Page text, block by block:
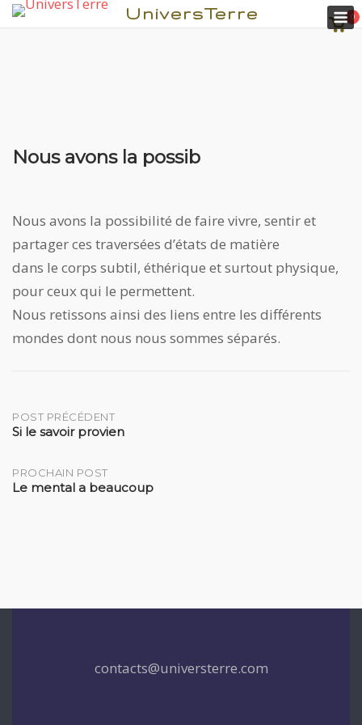
Aller
UniversTerre
Voir
0
Nous avons la possib
Nous avons la possibilité de faire vivre, sentir et
partager ces traversées d’états de matière
dans le corps subtil, éthérique et surtout physique,
pour ceux qui le permettent.
Nous retissons ainsi des liens entre les différents
mondes dont nous nous sommes séparés.
Post
POST PRÉCÉDENT
Si le savoir provien
PROCHAIN POST
Le mental a beaucoup
contacts@universterre.com